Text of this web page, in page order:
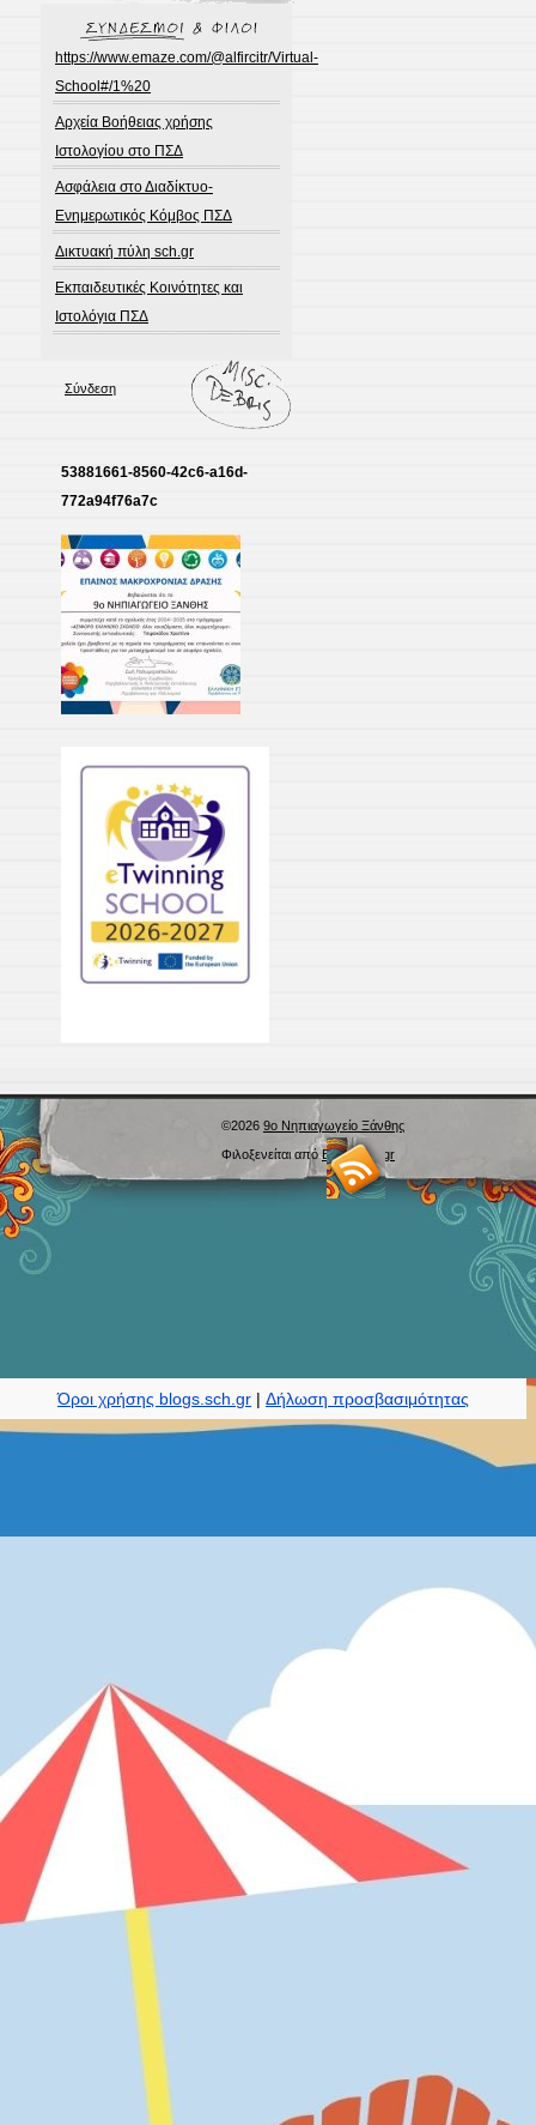
https://www.emaze.com/@alfircitr/Virtual-
School#/1%20
Αρχεία Βοήθειας χρήσης
Ιστολογίου στο ΠΣΔ
Ασφάλεια στο Διαδίκτυο-
Ενημερωτικός Κόμβος ΠΣΔ
Δικτυακή πύλη sch.gr
Εκπαιδευτικές Κοινότητες και
Ιστολόγια ΠΣΔ
Σύνδεση
53881661-8560-42c6-a16d-
772a94f76a7c
©2026 9ο Νηπιαγωγείο Ξάνθης
Φιλοξενείται απόBlogs.sch.gr
Όροι χρήσης blogs.sch.gr |Δήλωση προσβασιμότητας